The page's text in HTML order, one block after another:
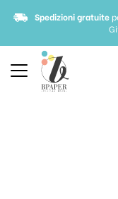
Spedizioni gratuite